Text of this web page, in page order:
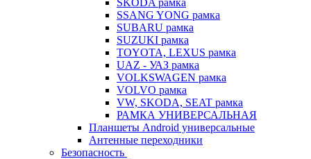
SKODA рамка
SSANG YONG рамка
SUBARU рамка
SUZUKI рамка
TOYOTA, LEXUS рамка
UAZ - УАЗ рамка
VOLKSWAGEN рамка
VOLVO рамка
VW, SKODA, SEAT рамка
РАМКА УНИВЕРСАЛЬНАЯ
Планшеты Android универсальные
Антенные переходники
Безопасность